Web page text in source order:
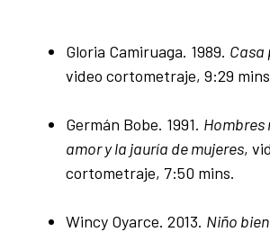
Gloria Camiruaga. 1989.
video cortometraje, 9:29
Germán Bobe. 1991. Hombres
amor y la jauría de mujeres,
cortometraje, 7:50 mins.
Wincy Oyarce. 2013. Niño bien